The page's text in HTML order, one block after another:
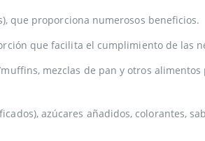
que proporciona numerosos beneficios.
que facilita el cumplimiento de las
mezclas de pan y otros
azúcares añadidos, colorantes,